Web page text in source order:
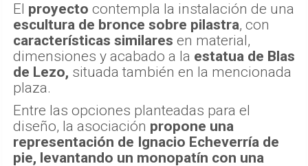
El proyecto contempla la instalación de una
escultura de bronce sobre pilastra, con
características similares en material,
dimensiones y acabado a la estatua de Blas
de Lezo, situada también en la mencionada
plaza.
Entre las opciones planteadas para el
diseño, la asociación propone una
representación de Ignacio Echeverría de
pie, levantando un monopatín con una